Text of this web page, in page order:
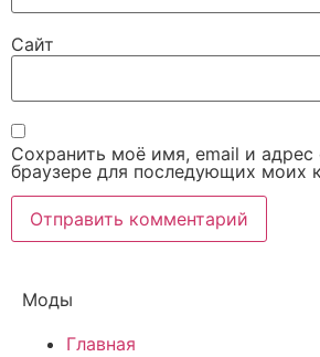
Сайт
Сохранить моё имя, email и адрес
браузере для последующих моих
Моды
Главная